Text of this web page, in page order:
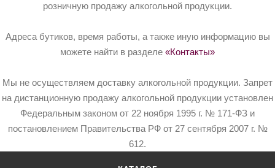
розничную продажу алкогольной продукции.
Адреса бутиков, время работы, а также иную информацию вы
можете найти в разделе «Контакты»
Мы не осуществляем доставку алкогольной продукции. Запрет
на дистанционную продажу алкогольной продукции установлен
Федеральным законом от 22 ноября 1995 г. № 171-ФЗ и
постановлением Правительства РФ от 27 сентября 2007 г. №
612.